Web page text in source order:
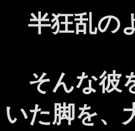
半狂乱の
そんな彼
いた脚を、